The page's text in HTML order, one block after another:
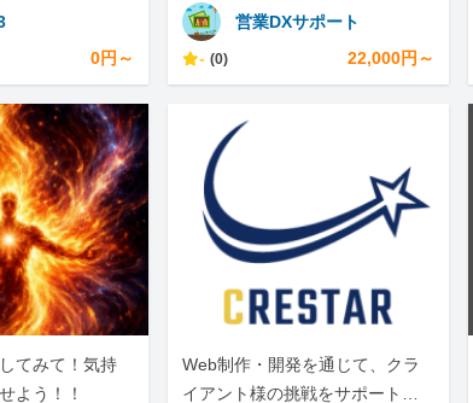
0円～
営業DXサポート
- (0) 22,000円～
てみて！気持
よう！！
Web制作・開発を通じて、クラ
イアント様の挑戦をサポートし